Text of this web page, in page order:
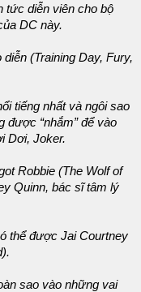
tức diễn viên cho bộ
DC này.
diễn (Training Day, Fury,
tiếng nhất và ngôi sao
được “nhắm” để vào
Dơi, Joker.
Robbie (The Wolf of
Quinn, bác sĩ tâm lý
thể được Jai Courtney
).
sao vào những vai